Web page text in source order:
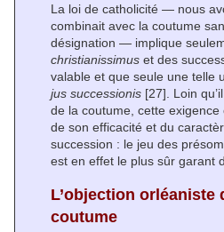
La loi de catholicité — nous
combinait avec la coutume
désignation — implique
christianissimus et des
valable et que seule une telle
jus successionis [27] . Loin
de la coutume, cette
de son efficacité et du
succession : le jeu des
est en effet le plus sûr garant
L’objection orléaniste
coutume